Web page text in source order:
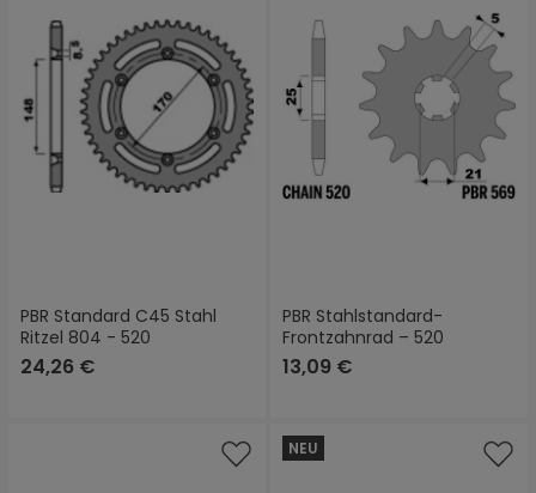
PBR Standard C45 Stahl
Ritzel 804 - 520
24,26 €
PBR Stahlstandard-
Frontzahnrad – 520
13,09 €
NEU